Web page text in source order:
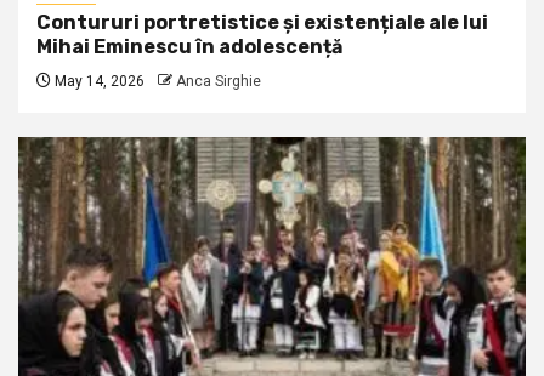
Contururi portretistice și existențiale ale lui
Mihai Eminescu în adolescență
May 14, 2026 Anca Sirghie